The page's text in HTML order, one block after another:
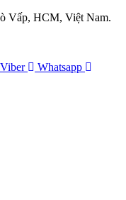
Vấp, HCM, Việt Nam.
Viber
Whatsapp